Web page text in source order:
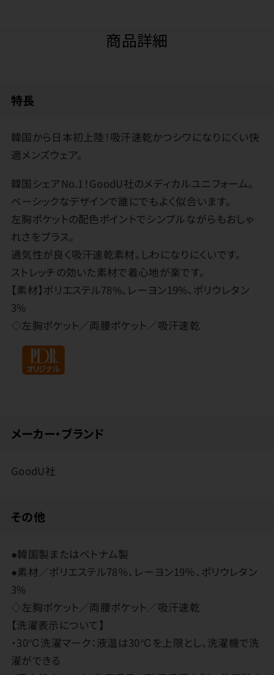
商品詳細
特長
韓国から日本初上陸！吸汗速乾かつシワになりにくい快
適メンズウェア。
韓国シェアNo.1！GoodU社のメディカルユニフォーム。
ベーシックなデザインで誰にでもよく似合います。
左胸ポケットの配色ポイントでシンプルながらもおしゃ
れさをプラス。
通気性が良く吸汗速乾素材。しわになりにくいです。
ストレッチの効いた素材で着心地が楽です。
【素材】ポリエステル78%、レーヨン19%、ポリウレタン
3%
◇左胸ポケット／両腰ポケット／吸汗速乾
メーカー・ブランド
GoodU社
その他
●韓国製またはベトナム製
●素材／ポリエステル78％、レーヨン19％、ポリウレタン
3%
◇左胸ポケット／両腰ポケット／吸汗速乾
【洗濯表示について】
・30℃洗濯マーク：液温は30℃を上限とし、洗濯機で洗
濯ができる